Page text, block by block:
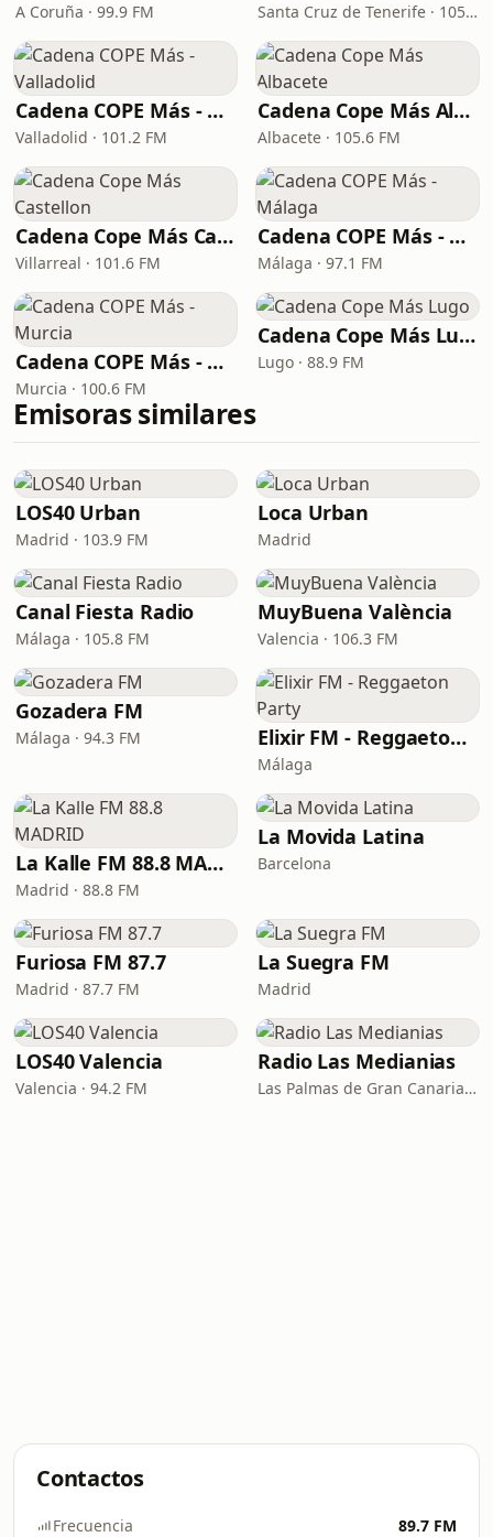
A Coruña · 99.9 FM Santa Cruz de Tenerife · 105.1 FM
Cadena COPE Más - Valladolid
Valladolid · 101.2 FM
Cadena Cope Más Albacete
Albacete · 105.6 FM
Cadena Cope Más Castellon
Villarreal · 101.6 FM
Cadena COPE Más - Málaga
Málaga · 97.1 FM
Cadena COPE Más - Murcia
Murcia · 100.6 FM
Cadena Cope Más Lugo
Lugo · 88.9 FM
Emisoras similares
LOS40 Urban
Madrid · 103.9 FM
Loca Urban
Madrid
Canal Fiesta Radio
Málaga · 105.8 FM
MuyBuena València
Valencia · 106.3 FM
Gozadera FM
Málaga · 94.3 FM Elixir FM - Reggaeton Party
Málaga
La Kalle FM 88.8 MADRID
Madrid · 88.8 FM
La Movida Latina
Barcelona
Furiosa FM 87.7
Madrid · 87.7 FM
La Suegra FM
Madrid
LOS40 Valencia
Valencia · 94.2 FM
Radio Las Medianias
Las Palmas de Gran Canaria · 92.2 FM, 100.2 FM, 98.7 FM
Contactos
Frecuencia 89.7 FM